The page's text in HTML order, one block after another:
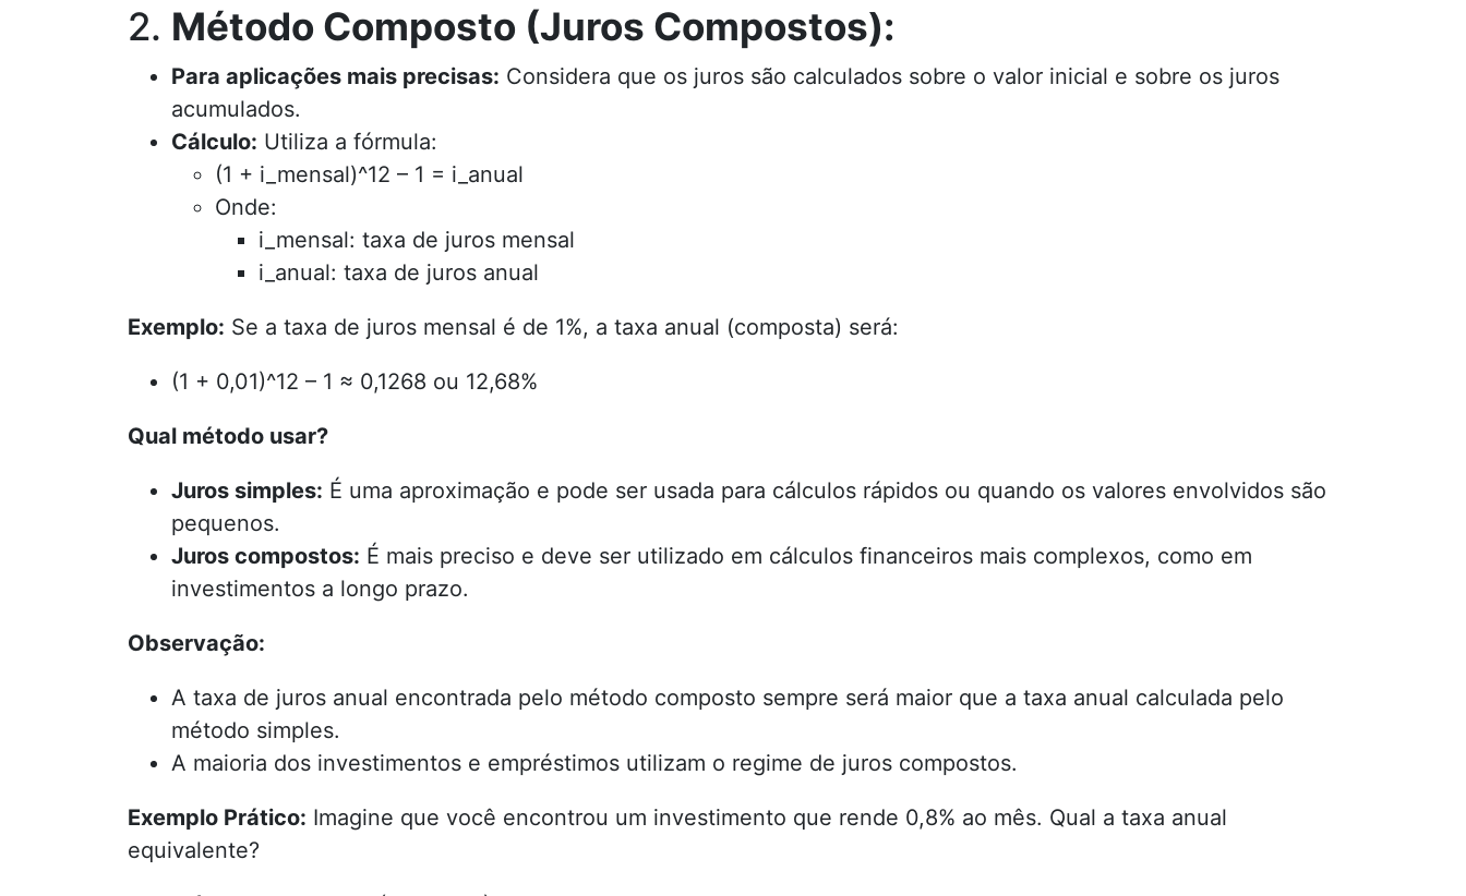
2. Método Composto (Juros Compostos):
Para aplicações mais precisas: Considera que os juros são calculados sobre o valor inicial e sobre os juros
acumulados.
Cálculo: Utiliza a fórmula:
(1 + i_mensal)^12 – 1 = i_anual
Onde:
i_mensal: taxa de juros mensal
i_anual: taxa de juros anual
Exemplo: Se a taxa de juros mensal é de 1%, a taxa anual (composta) será:
(1 + 0,01)^12 – 1 ≈ 0,1268 ou 12,68%
Qual método usar?
Juros simples: É uma aproximação e pode ser usada para cálculos rápidos ou quando os valores envolvidos são
pequenos.
Juros compostos: É mais preciso e deve ser utilizado em cálculos financeiros mais complexos, como em
investimentos a longo prazo.
Observação:
A taxa de juros anual encontrada pelo método composto sempre será maior que a taxa anual calculada pelo
método simples.
A maioria dos investimentos e empréstimos utilizam o regime de juros compostos.
Exemplo Prático: Imagine que você encontrou um investimento que rende 0,8% ao mês. Qual a taxa anual
equivalente?